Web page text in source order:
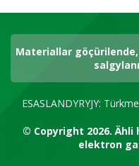
Materiallar
ESASLANDYRYJY:
© Copyright 2026.Ähli
elektron